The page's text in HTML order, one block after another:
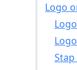
Logo